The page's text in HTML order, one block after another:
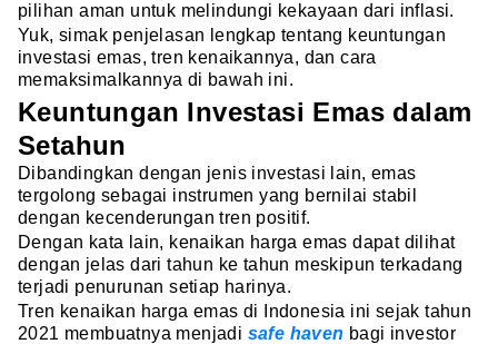
pilihan aman untuk melindungi kekayaan dari inflasi.
Yuk, simak penjelasan lengkap tentang keuntungan
investasi emas, tren kenaikannya, dan cara
memaksimalkannya di bawah ini.
Keuntungan Investasi Emas dalam
Setahun
Dibandingkan dengan jenis investasi lain, emas
tergolong sebagai instrumen yang bernilai stabil
dengan kecenderungan tren positif.
Dengan kata lain, kenaikan harga emas dapat dilihat
dengan jelas dari tahun ke tahun meskipun terkadang
terjadi penurunan setiap harinya.
Tren kenaikan harga emas di Indonesia ini sejak tahun
2021 membuatnya menjadi safe haven bagi investor